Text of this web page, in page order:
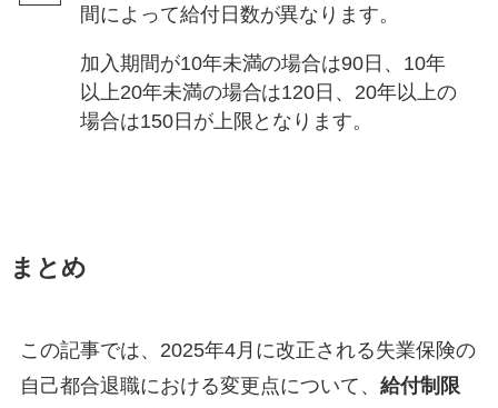
間によって給付日数が異なります。
加入期間が10年未満の場合は90日、10年
以上20年未満の場合は120日、20年以上の
場合は150日が上限となります。
まとめ
この記事では、2025年4月に改正される失業保険の
自己都合退職における変更点について、 給付制限